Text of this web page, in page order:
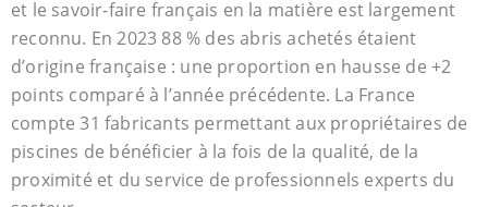
et le savoir-faire français en la matière est largement
reconnu. En 2023 88 % des abris achetés étaient
d’origine française : une proportion en hausse de +2
points comparé à l’année précédente. La France
compte 31 fabricants permettant aux propriétaires de
piscines de bénéficier à la fois de la qualité, de la
proximité et du service de professionnels experts du